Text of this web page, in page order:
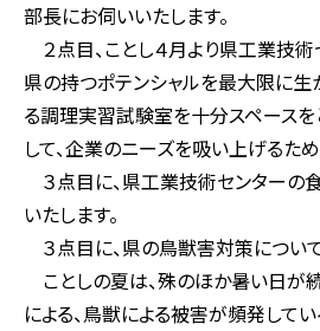
部長にお伺いいたします。
２点目、ことし４月より県工業技
県の持つポテンシャルを最大限に生
る調理実習試験室を十分スペースを
して、企業のニーズを吸い上げるた
３点目に、県工業技術センター
いたします。
３点目に、県の鳥獣害対策につい
ことしの夏は、殊のほか暑い日が
による、鳥獣による被害が頻発して